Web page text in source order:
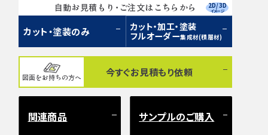
自動お見積もり・ご注文はこちらから
カット・塗装のみ
カット・加工・塗装
フルオーダー集成材(積層材)
2D/3D
イメージ
図面をお持ちの方へ 今すぐお見積もり依頼
関連商品 サンプルのご購入